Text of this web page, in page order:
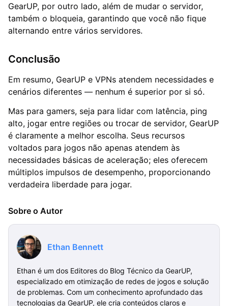
GearUP, por outro lado, além de mudar o servidor,
também o bloqueia, garantindo que você não fique
alternando entre vários servidores.
Conclusão
Em resumo, GearUP e VPNs atendem necessidades e
cenários diferentes — nenhum é superior por si só.
Mas para gamers, seja para lidar com latência, ping
alto, jogar entre regiões ou trocar de servidor, GearUP
é claramente a melhor escolha. Seus recursos
voltados para jogos não apenas atendem às
necessidades básicas de aceleração; eles oferecem
múltiplos impulsos de desempenho, proporcionando
verdadeira liberdade para jogar.
Sobre o Autor
Ethan Bennett
Ethan é um dos Editores do Blog Técnico da GearUP,
especializado em otimização de redes de jogos e solução
de problemas. Com um conhecimento aprofundado das
tecnologias da GearUP, ele cria conteúdos claros e